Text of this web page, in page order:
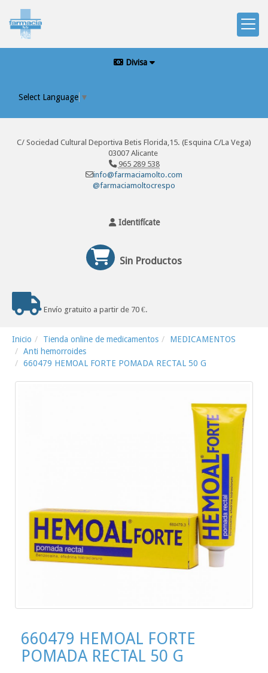
Divisa
Select Language ▼
C/ Sociedad Cultural Deportiva Betis Florida,15. (Esquina C/La Vega)
03007 Alicante
965 289 538
info@farmaciamolto.com
@farmaciamoltocrespo
Identifícate
Sin Productos
Envío gratuito a partir de 70 €.
Inicio Tienda online de medicamentos
MEDICAMENTOS
Anti hemorroides
660479 HEMOAL FORTE POMADA RECTAL 50 G
660479 HEMOAL FORTE
POMADA RECTAL 50 G